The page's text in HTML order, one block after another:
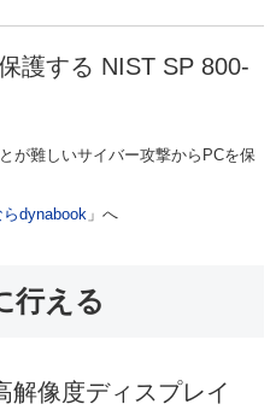
護する NIST SP 800-
が難しいサイバー攻撃からPCを保
dynabook 」へ
行える
解像度ディスプレイ